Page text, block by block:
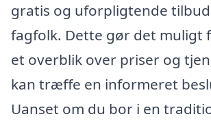
gratis og uforpligtende
fagfolk. Dette gør det muligt
et overblik over priser og
kan træffe en informeret
Uanset om du bor i en